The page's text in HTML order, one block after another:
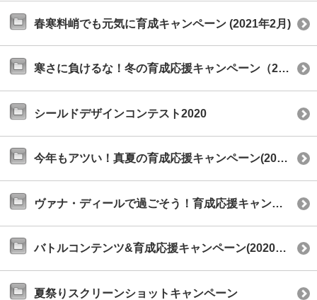
春寒料峭でも元気に育成キャンペーン (2021年2月)
寒さに負けるな！冬の育成応援キャンペーン（2020年12月）
シールドデザインコンテスト2020
今年もアツい！真夏の育成応援キャンペーン(2020年8月)
ヴァナ・ディールで過ごそう！育成応援キャンペーン
バトルコンテンツ&育成応援キャンペーン(2020年2月)
夏祭りスクリーンショットキャンペーン